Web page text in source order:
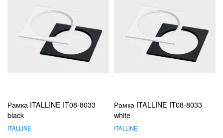
Рамка ITALLINE IT08-8033
black
ITALLINE
Рамка ITALLINE IT08-8033
white
ITALLINE